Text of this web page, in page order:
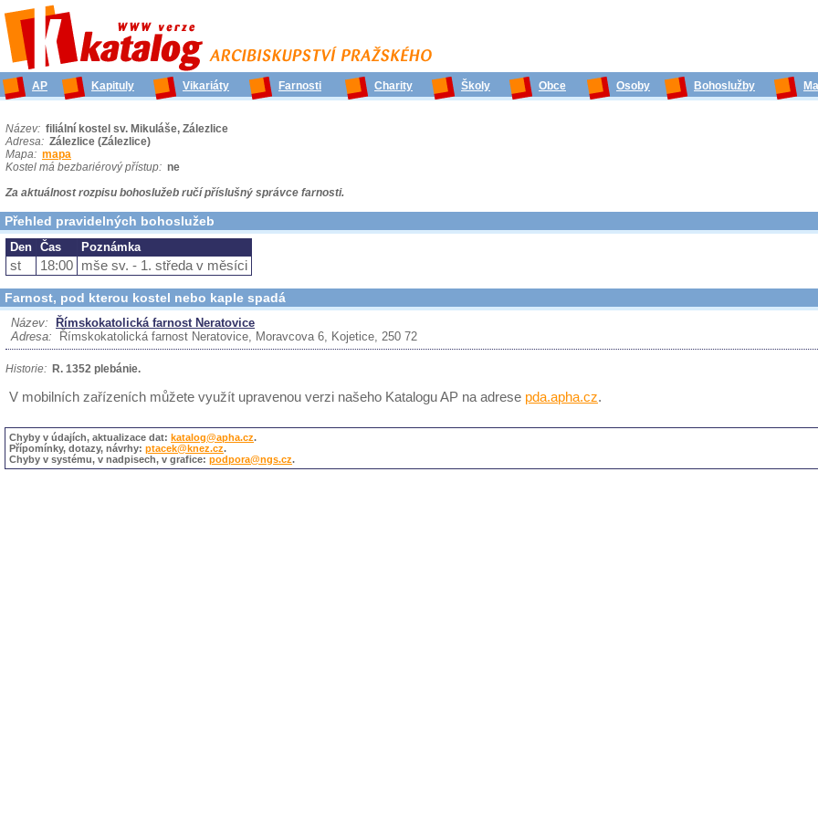
AP Kapituly Vikariáty Farnosti Charity Školy Obce Osoby Bohoslužby
Název: filiální kostel sv. Mikuláše, Zálezlice
Adresa: Zálezlice (Zálezlice)
Mapa: mapa
Kostel má bezbariérový přístup: ne
Za aktuálnost rozpisu bohoslužeb ručí příslušný správce farnosti.
Přehled pravidelných bohoslužeb
Den Čas Poznámka
st 18:00 mše sv. - 1. středa v měsíci
Farnost, pod kterou kostel nebo kaple spadá
Název:
Římskokatolická farnost Neratovice
Adresa: Římskokatolická farnost Neratovice, Moravcova 6, Kojetice, 250 72
Historie: R. 1352 plebánie.
V mobilních zařízeních můžete využít upravenou verzi našeho Katalogu AP na adrese pda.apha.cz.
Chyby v údajích, aktualizace dat: katalog@apha.cz.
Přípomínky, dotazy, návrhy: ptacek@knez.cz.
Chyby v systému, v nadpisech, v grafice: podpora@ngs.cz.